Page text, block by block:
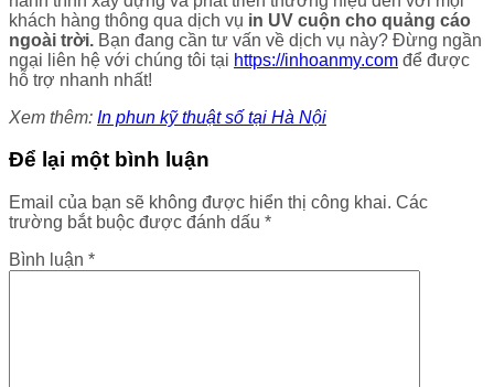
khách hàng thông qua dịch vụ in UV cuộn cho quảng cáo
ngoài trời. Bạn đang cần tư vấn về dịch vụ này? Đừng ngần
ngại liên hệ với chúng tôi tại https://inhoanmy.com để được
hỗ trợ nhanh nhất!
Xem thêm: In phun kỹ thuật số tại Hà Nội
Để lại một bình luận
Email của bạn sẽ không được hiển thị công khai. Các
trường bắt buộc được đánh dấu *
Bình luận *